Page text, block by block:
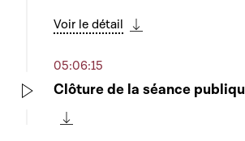
Voir le détail
05:06:15
Clôture de la séance